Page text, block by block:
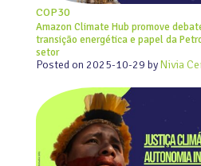
COP30
Amazon Climate Hub promove
transição energética e papel da
setor
Posted on 2025-10-29 byNivia